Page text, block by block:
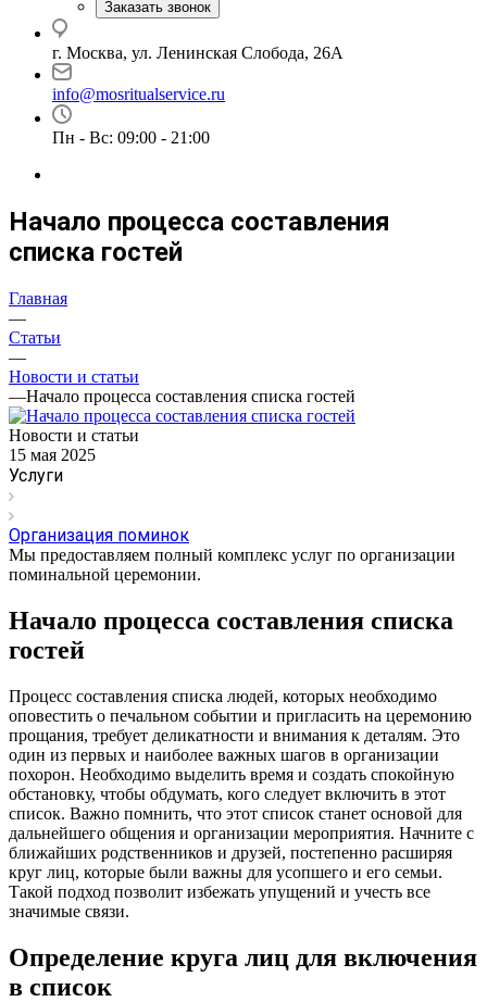
Заказать звонок
г. Москва, ул. Ленинская Слобода, 26А
info@mosritualservice.ru
Пн - Вс: 09:00 - 21:00
Начало процесса составления
списка гостей
Главная
—
Статьи
—
Новости и статьи
—Начало процесса составления списка гостей
Новости и статьи
15 мая 2025
Услуги
Организация поминок
Мы предоставляем полный комплекс услуг по организации
поминальной церемонии.
Начало процесса составления списка
гостей
Процесс составления списка людей, которых необходимо
оповестить о печальном событии и пригласить на церемонию
прощания, требует деликатности и внимания к деталям. Это
один из первых и наиболее важных шагов в организации
похорон. Необходимо выделить время и создать спокойную
обстановку, чтобы обдумать, кого следует включить в этот
список. Важно помнить, что этот список станет основой для
дальнейшего общения и организации мероприятия. Начните с
ближайших родственников и друзей, постепенно расширяя
круг лиц, которые были важны для усопшего и его семьи.
Такой подход позволит избежать упущений и учесть все
значимые связи.
Определение круга лиц для включения
в список